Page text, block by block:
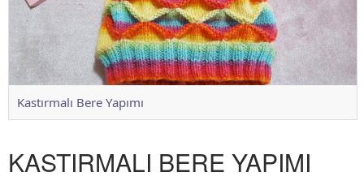
Kastırmalı Bere Yapımı
KASTIRMALI BERE YAPIMI